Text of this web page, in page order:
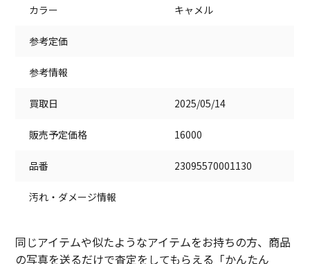
カラー キャメル
参考定価
参考情報
買取日 2025/05/14
販売予定価格 16000
品番 23095570001130
汚れ・ダメージ情報
同じアイテムや似たようなアイテムをお持ちの方、商品
の写真を送るだけで査定をしてもらえる「かんたん